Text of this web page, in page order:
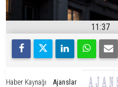
11:37
Haber Kaynağı Ajanslar